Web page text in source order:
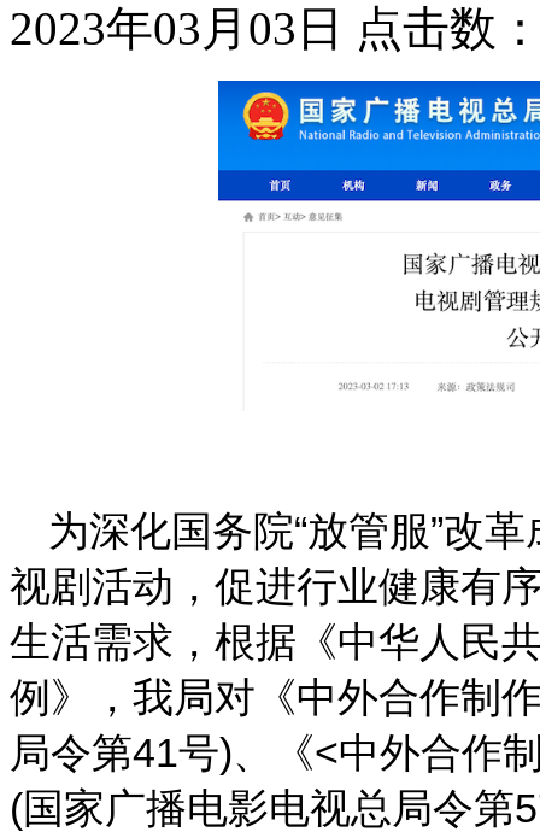
2023年03月03日 点击数
为深化国务院“放管服”改
视剧活动，促进行业健康有
生活需求，根据《中华人民
例》，我局对《中外合作制
局令第41号)、《<中外合作
(国家广播电影电视总局令第